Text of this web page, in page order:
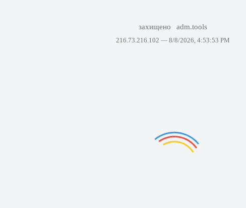
захищено adm.tools
216.73.216.102 — 8/8/2026, 4:53:53 PM